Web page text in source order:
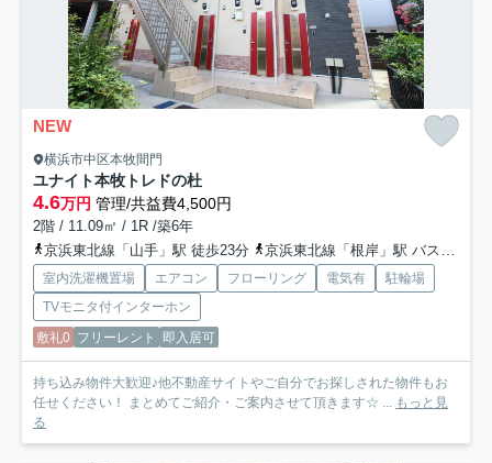
NEW
横浜市中区本牧間門
ユナイト本牧トレドの杜
4.6万円 管理/共益費4,500円
2階 / 11.09㎡ / 1R /築6年
京浜東北線「山手」駅 徒歩23分
京浜東北線「根岸」駅 バス10分 「二の宮」 停歩1分
室内洗濯機置場 エアコン フローリング 電気有
駐輪場
TVモニタ付インターホン
敷礼0 フリーレント 即入居可
持ち込み物件大歓迎♪他不動産サイトやご自分でお探しされた物件もお
任せください！ まとめてご紹介・ご案内させて頂きます☆ ... もっと見
る